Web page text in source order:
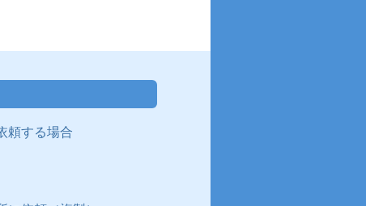
頼する場合